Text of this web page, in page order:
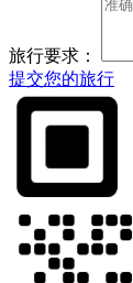
旅行要求：
提交您的旅行